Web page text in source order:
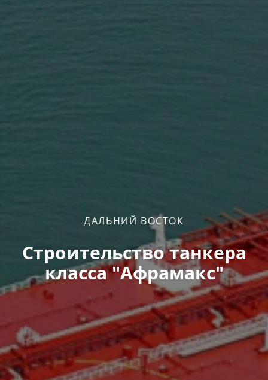
ДАЛЬНИЙ ВОСТОК
Строительство танкера
класса "Афрамакс"